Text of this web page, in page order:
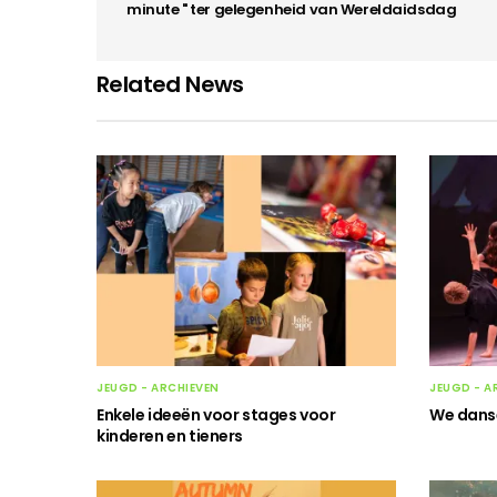
minute " ter gelegenheid van Wereldaidsdag
Related News
JEUGD - ARCHIEVEN
Enkele ideeën voor stages voor
kinderen en tieners
JEUGD -
We